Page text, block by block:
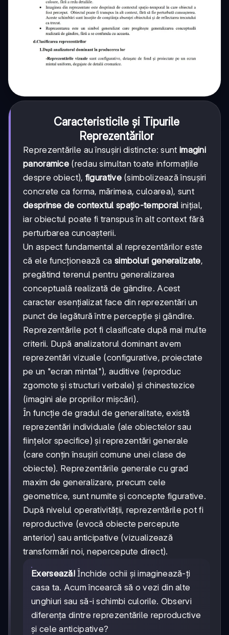
Caracteristicile și Tipurile
Reprezentărilor
Reprezentările au însușiri distincte: sunt imagini
panoramice (redau simultan toate informațiile
despre obiect), figurative(simbolizează însușiri
concrete ca forma, mărimea, culoarea), sunt
desprinse de contextul spațio-temporal inițial,
iar obiectul poate fi transpus în alt context fără
perturbarea cunoașterii.
Un aspect fundamental al reprezentărilor este
că ele funcționează ca simboluri generalizate,
pregătind terenul pentru generalizarea
conceptuală realizată de gândire. Acest
caracter esențializat face din reprezentări un
punct de legătură între percepție și gândire.
Reprezentările pot fi clasificate după mai multe
criterii. După analizatorul dominant avem
reprezentări vizuale (configurative, proiectate
pe un "ecran mintal"), auditive (reproduc
zgomote și structuri verbale) și chinestezice
(imagini ale propriilor mișcări).
În funcție de gradul de generalitate, există
reprezentări individuale (ale obiectelor sau
ființelor specifice) și reprezentări generale
(care conțin însușiri comune unei clase de
obiecte). Reprezentările generale cu grad
maxim de generalizare, precum cele
geometrice, sunt numite și concepte figurative.
După nivelul operativității, reprezentările pot fi
reproductive (evocă obiecte percepute
anterior) sau anticipative (vizualizează
transformări noi, nepercepute direct).
Exersează! Închide ochii și imaginează-ți
casa ta. Acum încearcă să o vezi din alte
unghiuri sau să-i schimbi culorile. Observi
diferența dintre reprezentările reproductive
și cele anticipative?